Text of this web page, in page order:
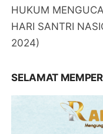
HUKUM
HARI SANTRI
2024)
SELAMAT